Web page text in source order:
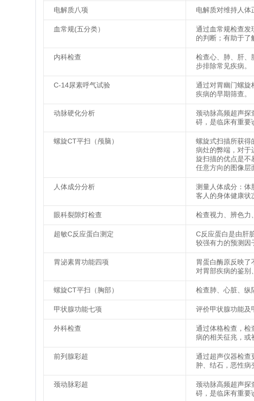
电解质八项 电解质对维持人体
血常规(五分类）
通过血常规检查发
的判断；有助于了
内科检查
检查心、肺、肝、
步排除常见疾病。
C-14尿素呼气试验
通过对胃幽门螺旋
疾病的早期筛查。
动脉硬化分析
颈动脉高频超声探
碍，是临床有重要
螺旋CT平扫（颅脑）
螺旋式扫描所获得
病灶的弊端，对于
旋扫描的优点是不
任意方向的图像层
人体成分分析
测量人体成分：体
客人的身体健康状
眼科裂隙灯检查 检查视力、辨色力
超敏C反应蛋白测定
C反应蛋白是由肝
较强有力的预测因
胃泌素胃功能四项
胃蛋白酶原反映
对胃部疾病的鉴别
螺旋CT平扫（胸部） 检查肺、心脏、纵
甲状腺功能七项 评价甲状腺功能及
外科检查
通过体格检查，检
病的相关征兆，或
前列腺彩超
通过超声仪器检查
肿、结石，恶性病
颈动脉彩超
颈动脉高频超声探
碍，是临床有重要